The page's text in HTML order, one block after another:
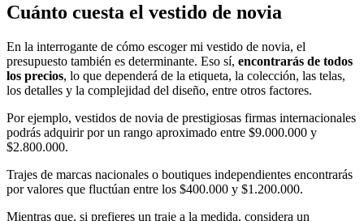
Cuánto cuesta el vestido de novia
En la interrogante de cómo escoger mi vestido de novia, el
presupuesto también es determinante. Eso sí, encontrarás de todos
los precios, lo que dependerá de la etiqueta, la colección, las telas,
los detalles y la complejidad del diseño, entre otros factores.
Por ejemplo, vestidos de novia de prestigiosas firmas internacionales
podrás adquirir por un rango aproximado entre $9.000.000 y
$2.800.000.
Trajes de marcas nacionales o boutiques independientes encontrarás
por valores que fluctúan entre los $400.000 y $1.200.000.
Mientras que, si prefieres un traje a la medida, considera un